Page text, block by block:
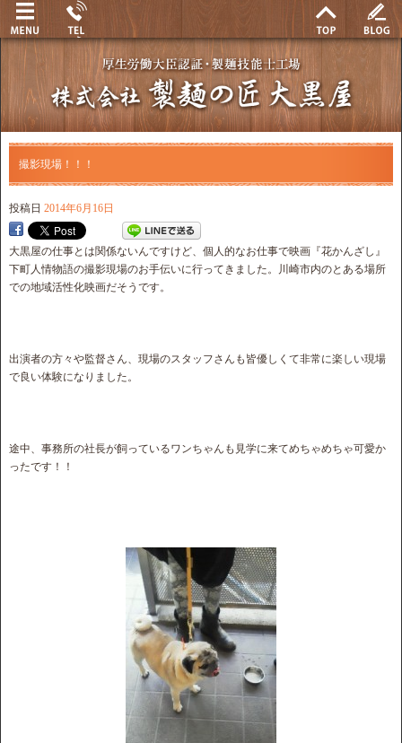
撮影現場！！！
投稿日 2014年6月16日
大黒屋の仕事とは関係ないんですけど、個人的なお仕事で映画『花かんざし』
下町人情物語の撮影現場のお手伝いに行ってきました。川崎市内のとある場所
での地域活性化映画だそうです。
出演者の方々や監督さん、現場のスタッフさんも皆優しくて非常に楽しい現場
で良い体験になりました。
途中、事務所の社長が飼っているワンちゃんも見学に来てめちゃめちゃ可愛か
ったです！！